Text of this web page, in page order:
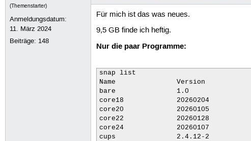
(Themenstarter)
Anmeldungsdatum:
11. März 2024
Beiträge: 148
Für mich ist das was neues.
9,5 GB finde ich heftig.
Nur die paar Programme:
snap list
Name               Version
bare               1.0
core18             20260204
core20             20260105
core22             20260128
core24             20260107
cups               2.4.12-2